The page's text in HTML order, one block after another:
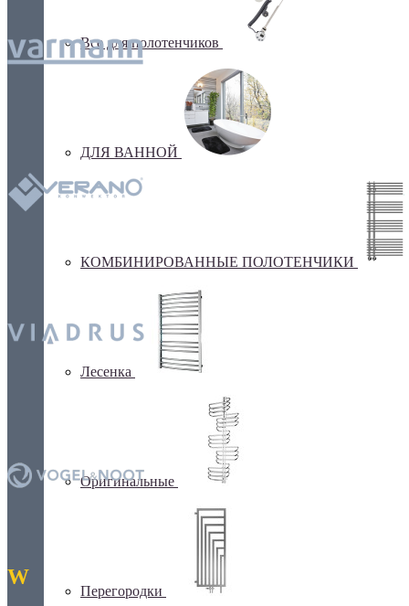
Все для полотенчиков
ДЛЯ ВАННОЙ
КОМБИНИРОВАННЫЕ ПОЛОТЕНЧИКИ
Лесенка
Оригинальные
Перегородки
W